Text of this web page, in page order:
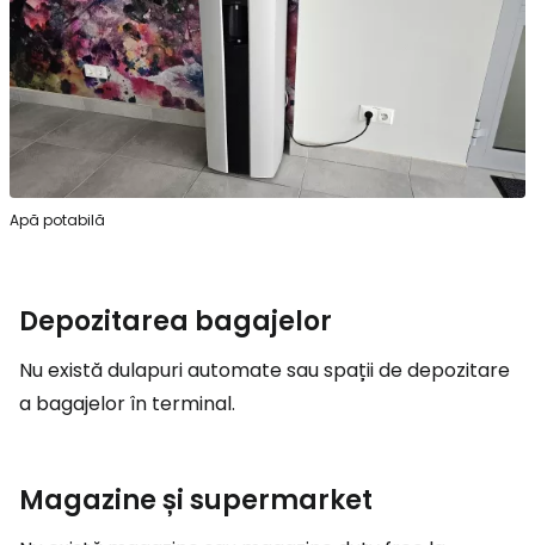
Apă potabilă
Depozitarea bagajelor
Nu există dulapuri automate sau spații de depozitare
a bagajelor în terminal.
Magazine și supermarket